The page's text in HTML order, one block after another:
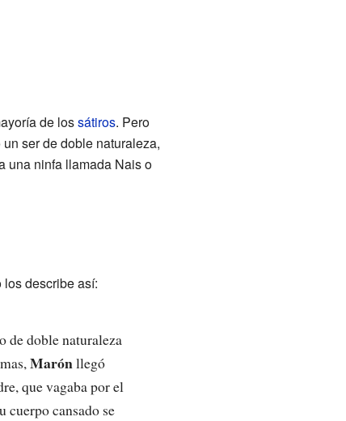
de lossátiros. Pero
ser de doble naturaleza,
una ninfa llamada Nais o
describe así:
de doble naturaleza
Marónllegó
que vagaba por el
cuerpo cansado se